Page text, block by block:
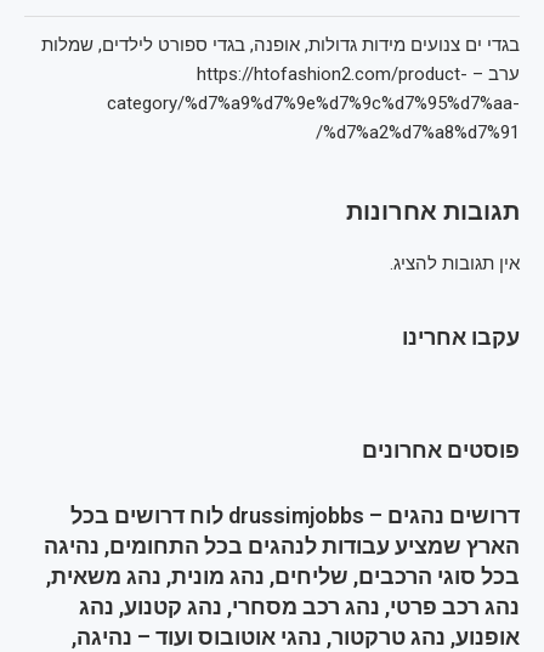
בגדי ים צנועים מידות גדולות, אופנה, בגדי ספורט לילדים, שמלות
ערב – https://htofashion2.com/product-
category/%d7%a9%d7%9e%d7%9c%d7%95%d7%aa-
%d7%a2%d7%a8%d7%91/
תגובות אחרונות
אין תגובות להציג.
עקבו אחרינו
פוסטים אחרונים
דרושים נהגים – drussimjobbs לוח דרושים בכל
הארץ שמציע עבודות לנהגים בכל התחומים, נהיגה
בכל סוגי הרכבים, שליחים, נהג מונית, נהג משאית,
נהג רכב פרטי, נהג רכב מסחרי, נהג קטנוע, נהג
אופנוע, נהג טרקטור, נהגי אוטובוס ועוד – נהיגה,